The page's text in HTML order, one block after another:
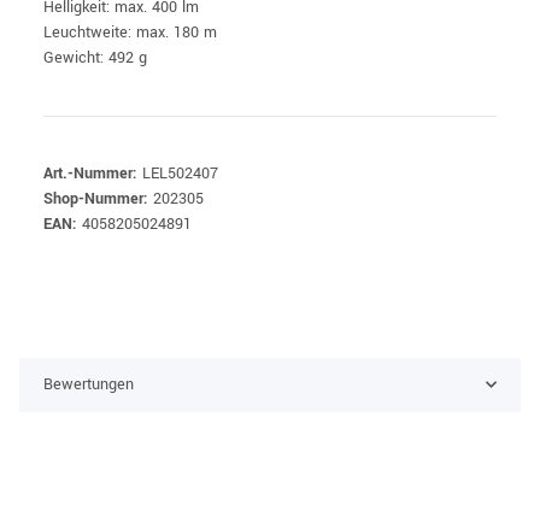
Helligkeit: max. 400 lm
Leuchtweite: max. 180 m
Gewicht: 492 g
Art.-Nummer: LEL502407
Shop-Nummer: 202305
EAN: 4058205024891
Bewertungen